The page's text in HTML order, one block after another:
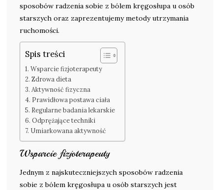
sposobów radzenia sobie z bólem kręgosłupa u osób
starszych oraz zaprezentujemy metody utrzymania
ruchomości.
Spis treści
Wsparcie fizjoterapeuty
Zdrowa dieta
Aktywność fizyczna
Prawidłowa postawa ciała
Regularne badania lekarskie
Odprężające techniki
Umiarkowana aktywność
Wsparcie fizjoterapeuty
Jednym z najskuteczniejszych sposobów radzenia
sobie z bólem kręgosłupa u osób starszych jest